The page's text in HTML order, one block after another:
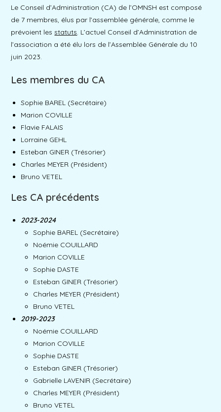
Le Conseil d’Administration (CA) de l’OMNSH est composé
de 7 membres, élus par l’assemblée générale, comme le
prévoient lesstatuts. L’actuel Conseil d’Administration de
l’association a été élu lors de l’Assemblée Générale du 10
juin 2023.
Les membres du CA
Sophie BAREL (Secrétaire)
Marion COVILLE
Flavie FALAIS
Lorraine GEHL
Esteban GINER (Trésorier)
Charles MEYER (Président)
Bruno VETEL
Les CA précédents
2023-2024
Sophie BAREL (Secrétaire)
Noémie COUILLARD
Marion COVILLE
Sophie DASTE
Esteban GINER (Trésorier)
Charles MEYER (Président)
Bruno VETEL
2019-2023
Noémie COUILLARD
Marion COVILLE
Sophie DASTE
Esteban GINER (Trésorier)
Gabrielle LAVENIR (Secrétaire)
Charles MEYER (Président)
Bruno VETEL